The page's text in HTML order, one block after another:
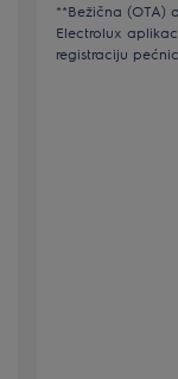
**Bežična (OTA)
Electrolux
registraciju